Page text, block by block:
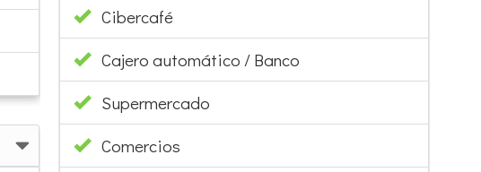
Cibercafé
Cajero automático / Banco
Supermercado
Comercios